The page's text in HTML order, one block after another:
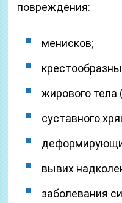
повреждения:
менисков;
жирового тела
суставного
вывих
заболевания